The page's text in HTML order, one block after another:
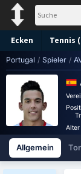
Ecken Tennis
Portugal / Spieler /
Alter
Allgemein